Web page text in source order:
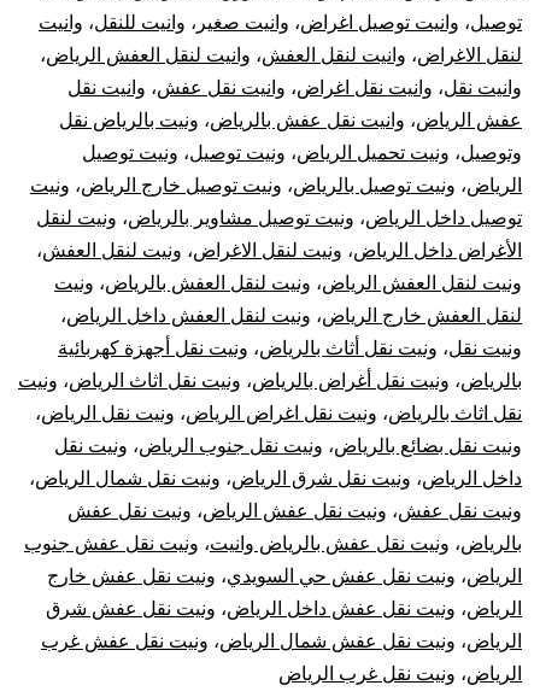
توصيل، وانيت توصيل اغراض، وانيت صغير ، وانيت للنقل، وانيت
لنقل الاغراض، وانيت لنقل العفش، وانيت لنقل العفش الرياض،
وانيت نقل، وانيت نقل اغراض، وانيت نقل عفش، وانيت نقل
عفش الرياض، وانيت نقل عفش بالرياض، ونيت بالرياض نقل
وتوصيل، ونيت تحميل الرياض، ونيت توصيل، ونيت توصيل
الرياض، ونيت توصيل بالرياض، ونيت توصيل خارج الرياض، ونيت
توصيل داخل الرياض، ونيت توصيل مشاوير بالرياض، ونيت لنقل
الأغراض داخل الرياض، ونيت لنقل الاغراض، ونيت لنقل العفش،
ونيت لنقل العفش الرياض، ونيت لنقل العفش بالرياض، ونيت
لنقل العفش خارج الرياض، ونيت لنقل العفش داخل الرياض،
ونيت نقل، ونيت نقل أثاث بالرياض، ونيت نقل أجهزة كهربائية
بالرياض، ونيت نقل أغراض بالرياض، ونيت نقل اثاث الرياض، ونيت
نقل اثاث بالرياض، ونيت نقل اغراض الرياض، ونيت نقل الرياض،
ونيت نقل بضائع بالرياض، ونيت نقل جنوب الرياض، ونيت نقل
داخل الرياض، ونيت نقل شرق الرياض، ونيت نقل شمال الرياض،
ونيت نقل عفش، ونيت نقل عفش الرياض، ونيت نقل عفش
بالرياض، ونيت نقل عفش بالرياض وانيت، ونيت نقل عفش جنوب
الرياض، ونيت نقل عفش حي السويدي، ونيت نقل عفش خارج
الرياض، ونيت نقل عفش داخل الرياض، ونيت نقل عفش شرق
الرياض، ونيت نقل عفش شمال الرياض، ونيت نقل عفش غرب
الرياض، ونيت نقل غرب الرياض